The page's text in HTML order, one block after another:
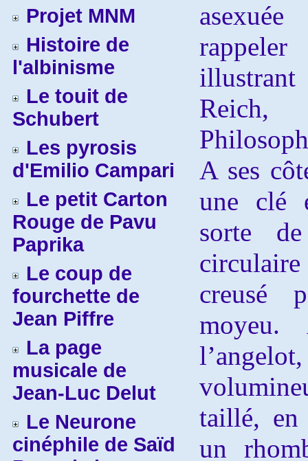
Projet MNM
Histoire de
l'albinisme
Le touit de
Schubert
Les pyrosis
d'Emilio Campari
Le petit Carton
Rouge de Pavu
Paprika
Le coup de
fourchette de
Jean Piffre
La page
musicale de
Jean-Luc Delut
Le Neurone
cinéphile de Saïd
illustrant
A ses
une clé
sorte
creusé
taillé, en
un